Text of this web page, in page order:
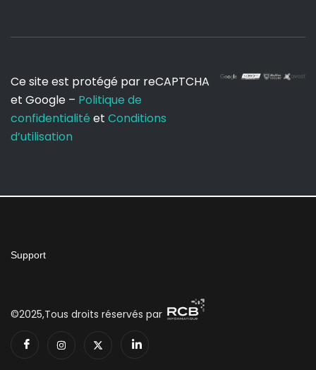
Ce site est protégé par reCAPTCHA
et Google – Politique de
confidentialité et Conditions
d’utilisation
Support
©2025,Tous droits réservés par